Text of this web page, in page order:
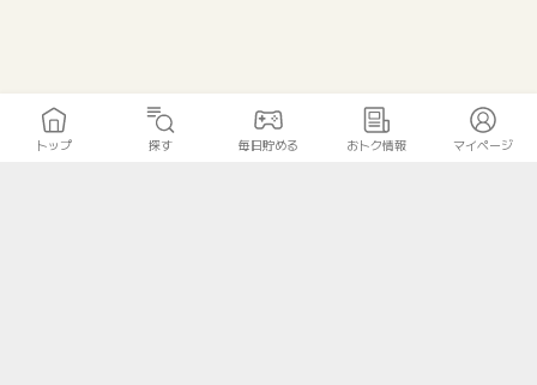
トップ 探す 毎日貯める おトク情報 マイページ